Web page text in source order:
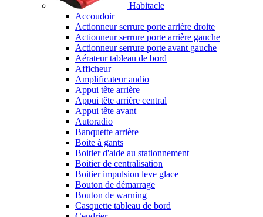
Habitacle
Accoudoir
Actionneur serrure porte arrière droite
Actionneur serrure porte arrière gauche
Actionneur serrure porte avant gauche
Aérateur tableau de bord
Afficheur
Amplificateur audio
Appui tête arrière
Appui tête arrière central
Appui tête avant
Autoradio
Banquette arrière
Boite à gants
Boitier d'aide au stationnement
Boitier de centralisation
Boitier impulsion leve glace
Bouton de démarrage
Bouton de warning
Casquette tableau de bord